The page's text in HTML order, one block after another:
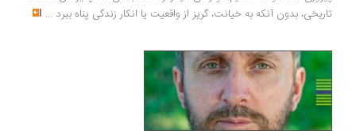
بدون آنکه به خیانت، گریز از واقعیت یا انکار زندگی پناه ببرد...